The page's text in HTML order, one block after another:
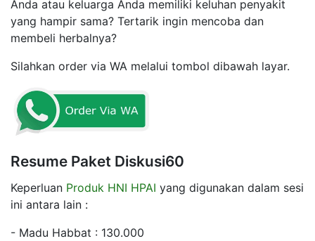
Anda atau keluarga Anda memiliki keluhan penyakit
yang hampir sama? Tertarik ingin mencoba dan
membeli herbalnya?
Silahkan order via WA melalui tombol dibawah layar.
Resume Paket Diskusi60
Keperluan Produk HNI HPAI yang digunakan dalam sesi
ini antara lain :
- Madu Habbat : 130.000